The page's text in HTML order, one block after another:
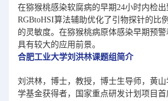
在猕猴桃感染软腐病的早期24小时内检
RGBtoHSI算法辅助优化了引物探针的比
的灵敏度。在猕猴桃病原体感染早期预
具有较大的应用前景。
合肥工业大学刘洪林课题组简介
刘洪林，博士，教授，博士生导师，黄
学基金获得者，国家重点研发计划项目